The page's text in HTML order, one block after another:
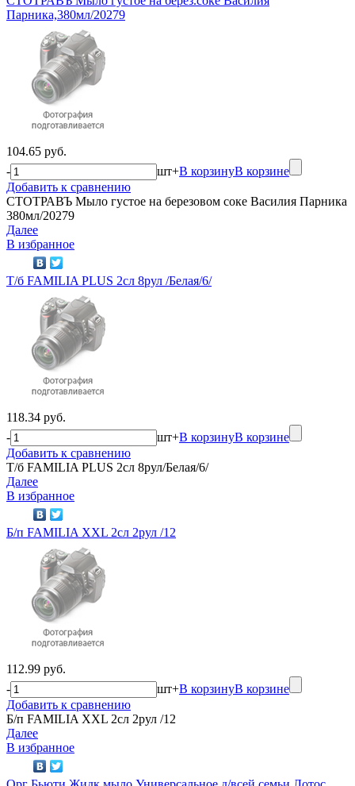
Парника,380мл/20279
104.65 руб.
-
шт+В корзинуВ корзине
Добавить к сравнению
СТОТРАВЪ Мыло густое на березовом соке Василия Парника
380мл/20279
Далее
В избранное
Т/б FAMILIA PLUS 2сл 8рул /Белая/6/
118.34 руб.
-
шт+В корзинуВ корзине
Добавить к сравнению
Т/б FAMILIA PLUS 2сл 8рул/Белая/6/
Далее
В избранное
Б/п FAMILIA XXL 2сл 2рул /12
112.99 руб.
-
шт+В корзинуВ корзине
Добавить к сравнению
Б/п FAMILIA XXL 2сл 2рул /12
Далее
В избранное